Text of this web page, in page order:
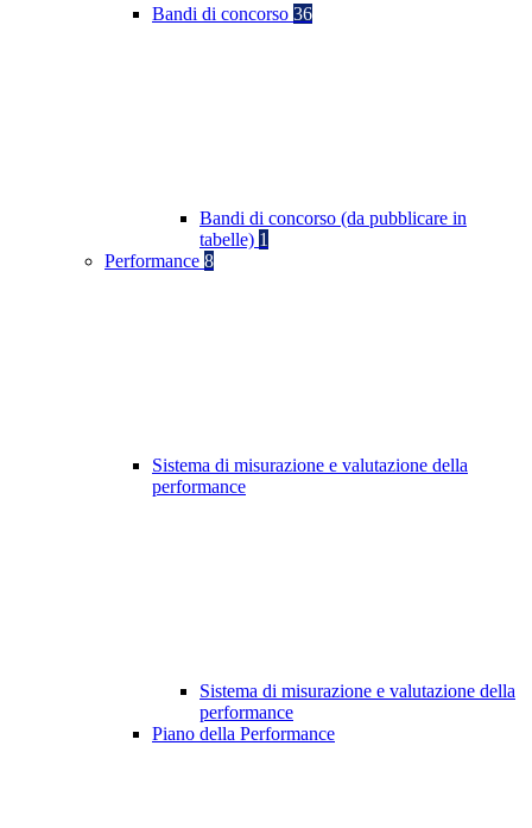
Bandi di concorso 36
Bandi di concorso (da pubblicare in
tabelle) 1
Performance 8
Sistema di misurazione e valutazione della
performance
Sistema di misurazione e valutazione della
performance
Piano della Performance